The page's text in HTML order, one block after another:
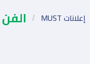
إعلانات MUST الفن